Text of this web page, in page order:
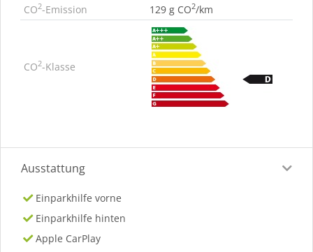
CO2-Emission 129 g CO2/km
CO2-Klasse
Ausstattung
Einparkhilfe vorne
Einparkhilfe hinten
Apple CarPlay